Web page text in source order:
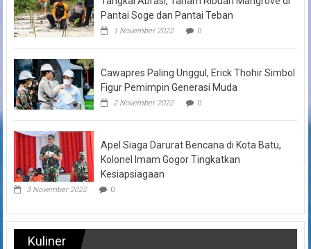
Pantai Soge dan Pantai Teban
1 November 2022 0
Cawapres Paling Unggul, Erick Thohir Simbol
Figur Pemimpin Generasi Muda
2 November 2022 0
Apel Siaga Darurat Bencana di Kota Batu,
Kolonel Imam Gogor Tingkatkan
Kesiapsiagaan
3 November 2022 0
Kuliner